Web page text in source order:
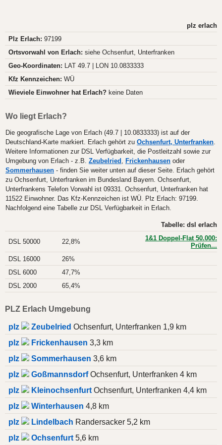
plz erlach
Plz Erlach: 97199
Ortsvorwahl von Erlach: siehe Ochsenfurt, Unterfranken
Geo-Koordinaten: LAT 49.7 | LON 10.0833333
Kfz Kennzeichen: WÜ
Wieviele Einwohner hat Erlach? keine Daten
Wo liegt Erlach?
Die geografische Lage von Erlach (49.7 | 10.0833333) ist auf der
Deutschland-Karte markiert. Erlach gehört zu Ochsenfurt, Unterfranken.
Weitere Informationen zur DSL Verfügbarkeit, die Postleitzahl sowie zur
Umgebung von Erlach - z.B. Zeubelried , Frickenhausen oder
Sommerhausen - finden Sie weiter unten auf dieser Seite. Erlach gehört
zu Ochsenfurt, Unterfranken im Bundesland Bayern. Ochsenfurt,
Unterfrankens Telefon Vorwahl ist 09331. Ochsenfurt, Unterfranken hat
11522 Einwohner. Das Kfz-Kennzeichen ist WÜ. Plz Erlach: 97199.
Nachfolgend eine Tabelle zur DSL Verfügbarkeit in Erlach.
Tabelle: dsl erlach
DSL 50000 22,8%
1&1 Doppel-Flat 50.000:
Prüfen...
DSL 16000
26%
DSL 6000
47,7%
DSL 2000
65,4%
PLZ Erlach Umgebung
plz Zeubelried Ochsenfurt, Unterfranken 1,9 km
plz
Frickenhausen 3,3 km
plz
Sommerhausen 3,6 km
plz
GoßmannsdorfOchsenfurt, Unterfranken 4 km
plz
Kleinochsenfurt Ochsenfurt, Unterfranken 4,4 km
plz
Winterhausen 4,8 km
plz
Lindelbach Randersacker 5,2 km
plz
Ochsenfurt 5,6 km